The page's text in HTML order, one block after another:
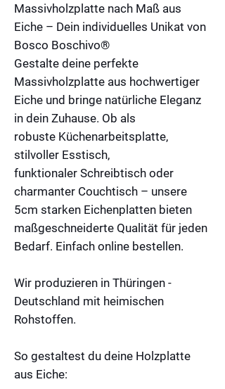
Massivholzplatte nach Maß aus
Eiche – Dein individuelles Unikat von
Bosco Boschivo®
Gestalte deine perfekte
Massivholzplatte aus hochwertiger
Eiche und bringe natürliche Eleganz
in dein Zuhause. Ob als
robuste Küchenarbeitsplatte,
stilvoller Esstisch,
funktionaler Schreibtisch oder
charmanter Couchtisch – unsere
5cm starken Eichenplatten bieten
maßgeschneiderte Qualität für jeden
Bedarf. Einfach online bestellen.
Wir produzieren in Thüringen -
Deutschland mit heimischen
Rohstoffen.
So gestaltest du deine Holzplatte
aus Eiche: